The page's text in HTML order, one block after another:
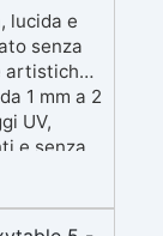
lucida e
senza
artistiche,
1 mm a 2
UV,
e senza
e